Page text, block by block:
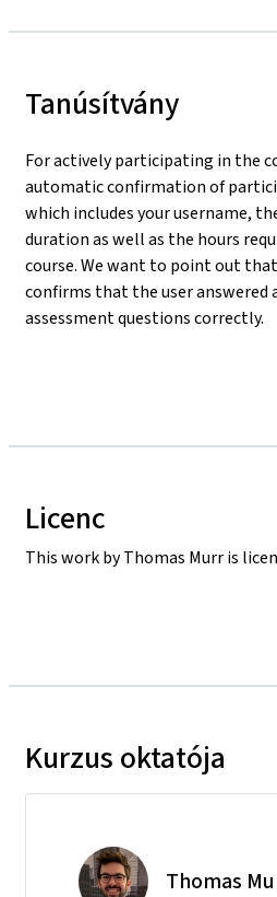
Tanúsítvány
For actively participating in the
automatic confirmation of
which includes your username,
duration as well as the hours
course. We want to point out
confirms that the user answered
assessment questions correctly.
Licenc
This work by Thomas Murr is
Kurzus oktatója
Thomas